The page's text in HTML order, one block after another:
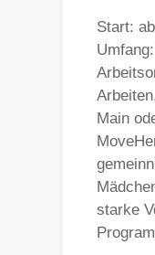
Start:
Main
starke